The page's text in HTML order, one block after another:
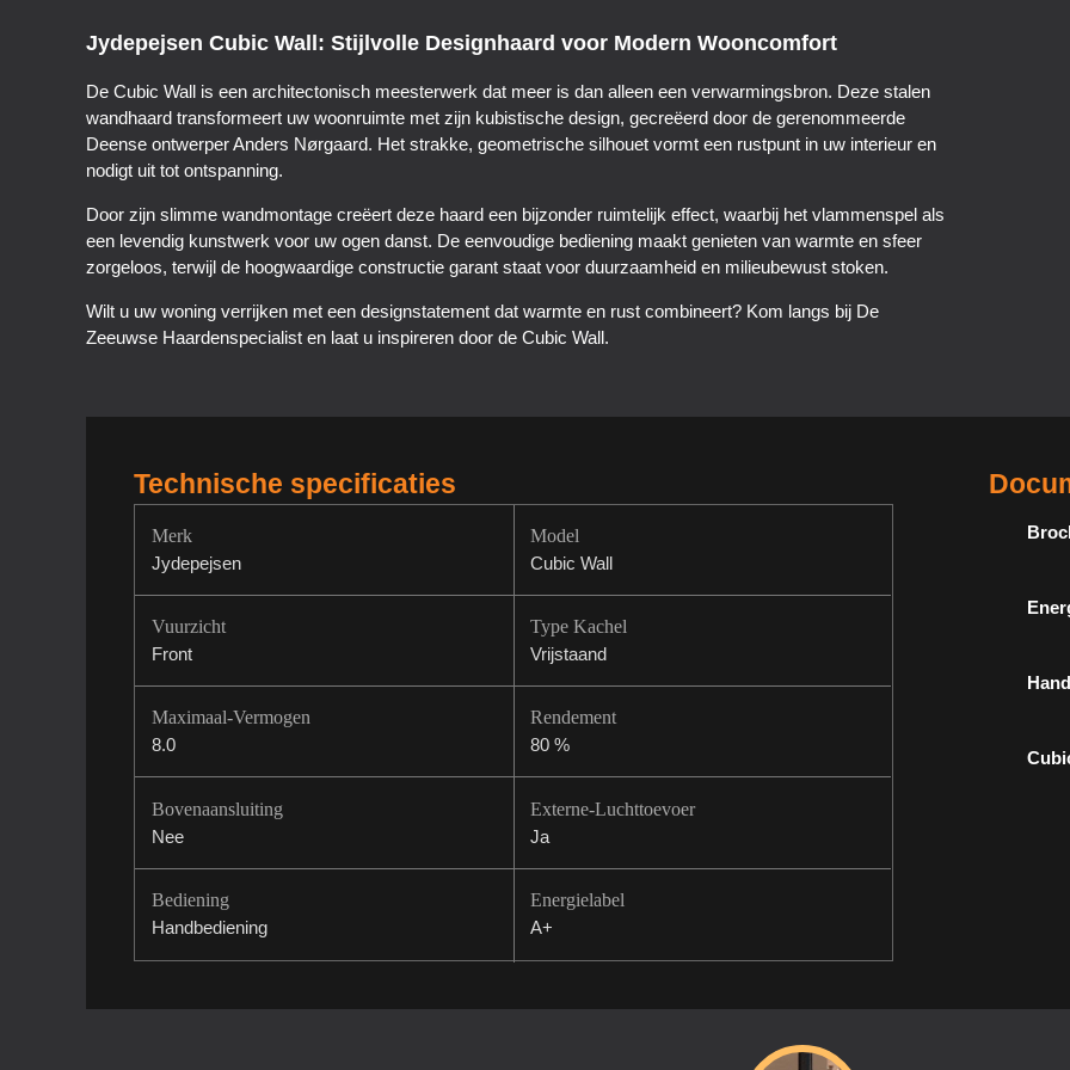
Jydepejsen Cubic Wall: Stijlvolle Designhaard voor Modern Wooncomfort
De Cubic Wall is een architectonisch meesterwerk dat meer is dan alleen een verwarmingsbron. Deze stalen
wandhaard transformeert uw woonruimte met zijn kubistische design, gecreëerd door de gerenommeerde
Deense ontwerper Anders Nørgaard. Het strakke, geometrische silhouet vormt een rustpunt in uw interieur en
nodigt uit tot ontspanning.
Door zijn slimme wandmontage creëert deze haard een bijzonder ruimtelijk effect, waarbij het vlammenspel als
een levendig kunstwerk voor uw ogen danst. De eenvoudige bediening maakt genieten van warmte en sfeer
zorgeloos, terwijl de hoogwaardige constructie garant staat voor duurzaamheid en milieubewust stoken.
Wilt u uw woning verrijken met een designstatement dat warmte en rust combineert? Kom langs bij De
Zeeuwse Haardenspecialist en laat u inspireren door de Cubic Wall.
Technische specificaties
Merk
Jydepejsen
Model
Cubic Wall
Vuurzicht
Front
Type Kachel
Vrijstaand
Maximaal-Vermogen
8.0
Rendement
80 %
Bovenaansluiting
Nee
Externe-Luchttoevoer
Ja
Bediening
Handbediening
Energielabel
A+